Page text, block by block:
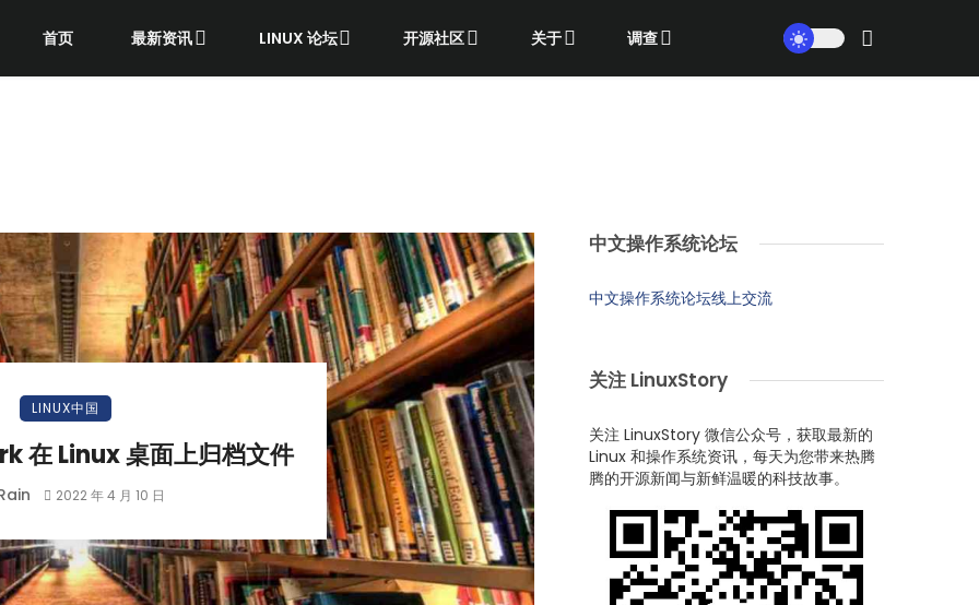
首页 最新资讯 LINUX 论坛 开源社区 关于 调查
LINUX中国
在 Linux 桌面上归档文件
2022 年 4 月 10 日
中文操作系统论坛
中文操作系统论坛线上交流
关注 LinuxStory
关注 LinuxStory 微信公众号，获取最新的
Linux 和操作系统资讯，每天为您带来热腾
腾的开源新闻与新鲜温暖的科技故事。